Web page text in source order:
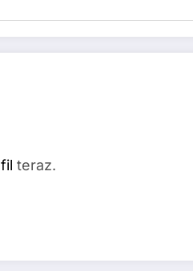
teraz.